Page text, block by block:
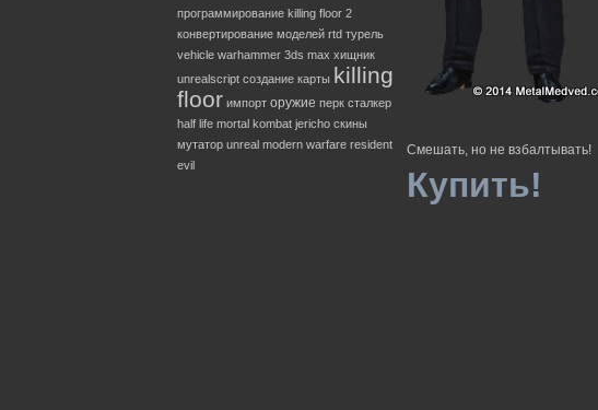
программирование killing floor 2
конвертирование моделей rtd турель
vehicle warhammer 3ds max хищник
unrealscript создание карты killing
floor импорт оружие перк сталкер
half life mortal kombat jericho скины
мутатор unreal modern warfare resident
evil
Смешать, но не взбалтывать!
Купить!